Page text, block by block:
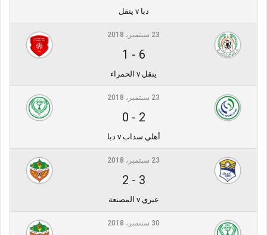
دبا v ينقل
23 سبتمبر، 2018
6
-
1
ينقل v الحمراء
23 سبتمبر، 2018
2
-
0
أهلي سداب v دبا
23 سبتمبر، 2018
3
-
2
عبري v المصنعة
30 سبتمبر، 2018